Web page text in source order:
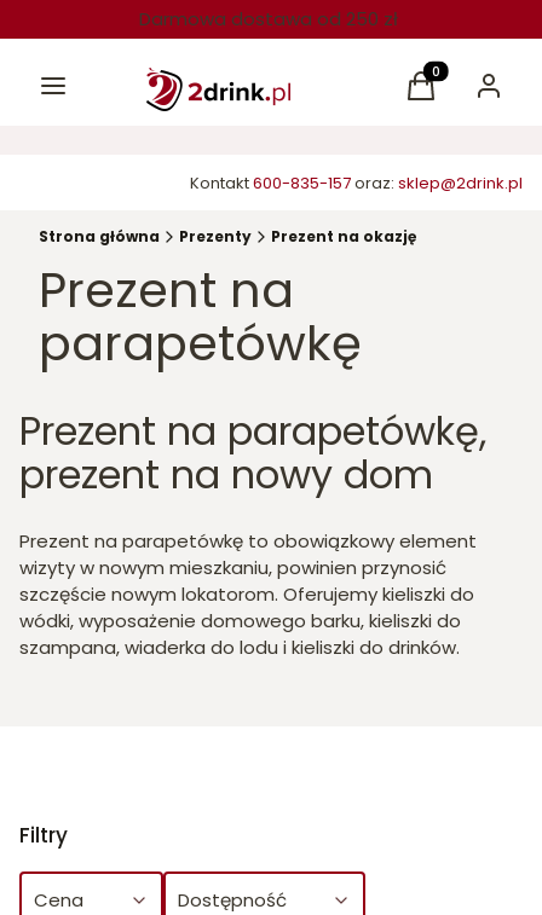
Darmowa dostawa od 250 zł
Menu Produkty w
Koszyk Zaloguj
Kontakt600-835-157oraz: sklep@2drink.pl
Strona główna Prezenty Prezent na okazję
Prezent na
parapetówkę
Prezent na parapetówkę,
prezent na nowy dom
Prezent na parapetówkę to obowiązkowy element
wizyty w nowym mieszkaniu, powinien przynosić
szczęście nowym lokatorom. Oferujemy kieliszki do
wódki, wyposażenie domowego barku, kieliszki do
szampana, wiaderka do lodu i kieliszki do drinków.
Filtry
Cena Dostępność